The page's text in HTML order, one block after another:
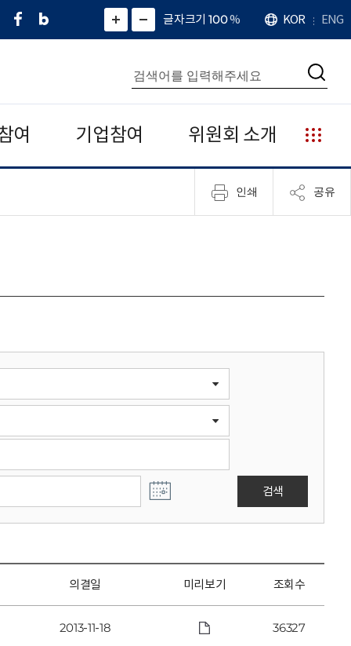
페
네
그
)
화
면
면
소
확
대
치
글자크기 100%
언
어
KOR ENG
통
합
검
색
검
여 기업참여 위원회 소개
누
리
집
안
인쇄 공유
검색
의결일 미리보기 조회수
2013-11-18 36327